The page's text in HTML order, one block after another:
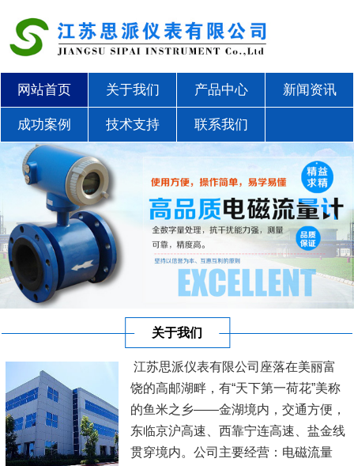
网站首页 关于我们 产品中心 新闻资讯
成功案例 技术支持 联系我们
关于我们
江苏思派仪表有限公司座落在美丽富
饶的高邮湖畔，有“天下第一荷花”美称
的鱼米之乡——金湖境内，交通方便，
东临京沪高速、西靠宁连高速、盐金线
贯穿境内。公司主要经营：电磁流量